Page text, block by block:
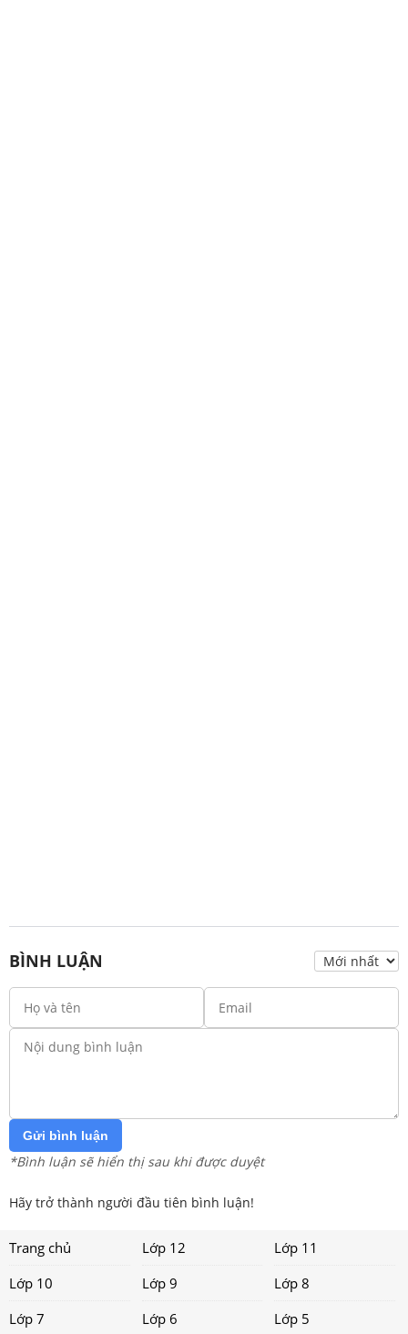
BÌNH LUẬN
Gửi bình luận
*Bình luận sẽ hiển thị sau khi được duyệt
Hãy trở thành người đầu tiên bình luận!
Trang chủ Lớp 12
Lớp 11
Lớp 10
Lớp 9
Lớp 8
Lớp 7
Lớp 6 Lớp 5